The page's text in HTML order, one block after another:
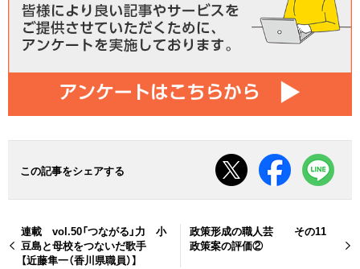
この記事をシェアする
連載 vol.50「つながる」力 小
豆島と母校をつないだ歌手
【近藤隼一（香川県職員）】
政策形成の職人芸 その11
政策案の評価②